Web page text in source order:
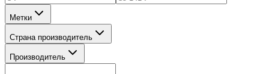
Метки
Страна производитель
Производитель